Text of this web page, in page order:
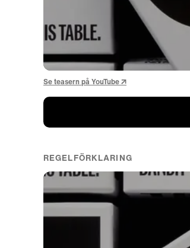
Se teasern på YouTube ↗
REGELFÖRKLARING